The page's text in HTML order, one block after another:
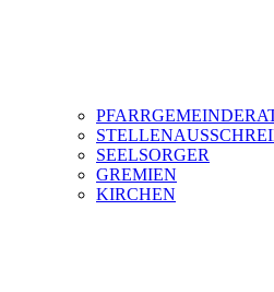
SEELSORGER
GREMIEN
KIRCHEN